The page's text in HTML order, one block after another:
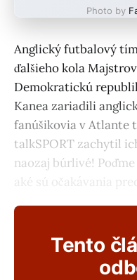
Photo by
Anglický futbalový
ďalšieho kola
Demokratickú
Kanea zariadili
fanúšikovia v Atlante
talkSPORT zachytil
naozaj búrlivé!
aké sú očakávania
Tento